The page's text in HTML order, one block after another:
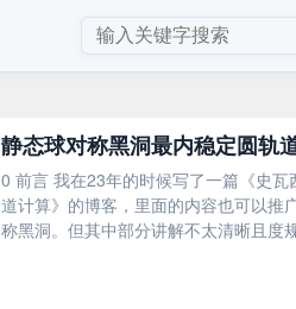
静态球对称黑洞最内稳定圆轨
0 前言 我在23年的时候写了一篇《史瓦
道计算》的博客，里面的内容也可以推
称黑洞。但其中部分讲解不太清晰且度